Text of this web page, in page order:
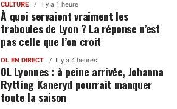
CULTURE Il y a 1 heure
À quoi servaient vraiment les
traboules de Lyon ? La réponse n’est
pas celle que l’on croit
OL EN DIRECT Il y a 4 heures
OL Lyonnes : à peine arrivée, Johanna
Rytting Kaneryd pourrait manquer
toute la saison